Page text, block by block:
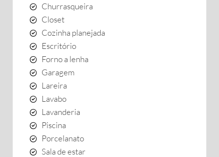
Churrasqueira
Closet
Cozinha planejada
Escritório
Forno a lenha
Garagem
Lareira
Lavabo
Lavanderia
Piscina
Porcelanato
Sala de estar